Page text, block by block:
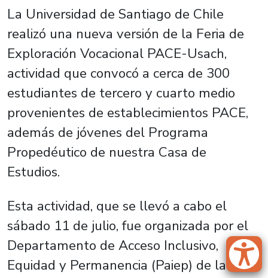
La Universidad de Santiago de Chile
realizó una nueva versión de la Feria de
Exploración Vocacional PACE-Usach,
actividad que convocó a cerca de 300
estudiantes de tercero y cuarto medio
provenientes de establecimientos PACE,
además de jóvenes del Programa
Propedéutico de nuestra Casa de
Estudios.
Esta actividad, que se llevó a cabo el
sábado 11 de julio, fue organizada por el
Departamento de Acceso Inclusivo,
Equidad y Permanencia (Paiep) de la